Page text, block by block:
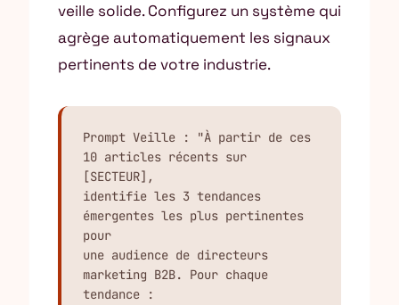
veille solide. Configurez un système qui
agrège automatiquement les signaux
pertinents de votre industrie.
Prompt Veille : "À partir de ces
10 articles récents sur
[SECTEUR],
identifie les 3 tendances
émergentes les plus pertinentes
pour
une audience de directeurs
marketing B2B. Pour chaque
tendance :